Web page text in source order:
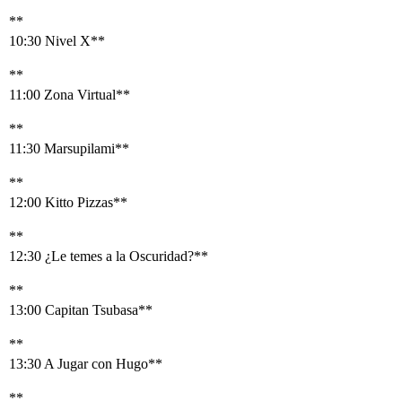
**
10:30 Nivel X**
**
11:00 Zona Virtual**
**
11:30 Marsupilami**
**
12:00 Kitto Pizzas**
**
12:30 ¿Le temes a la Oscuridad?**
**
13:00 Capitan Tsubasa**
**
13:30 A Jugar con Hugo**
**